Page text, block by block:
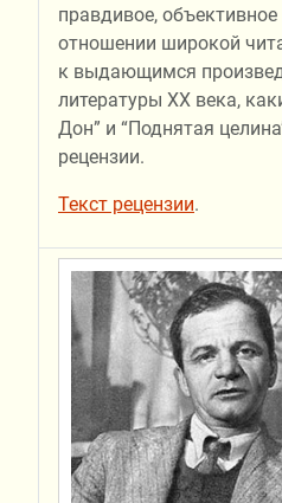
правдивое,
отношении широкой
к выдающимся
литературы ХХ века,
Дон” и “Поднятая
рецензии.
Текст рецензии.